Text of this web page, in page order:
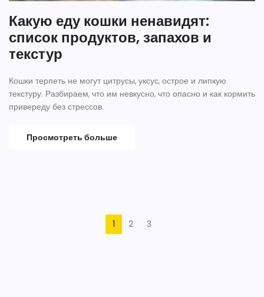
Какую еду кошки ненавидят:
список продуктов, запахов и
текстур
Кошки терпеть не могут цитрусы, уксус, острое и липкую
текстуру. Разбираем, что им невкусно, что опасно и как кормить
привереду без стрессов.
Просмотреть больше
1 2 3